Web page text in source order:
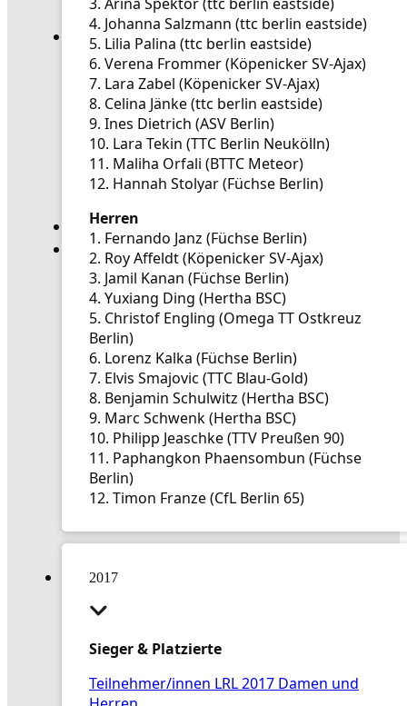
Spielbetrieb Downloads
Jugend
Jugend Übersicht
Aktuelles Jugend
Landestraining und Kader
Schulsport Tischtennis in Berlin
mini-Meisterschaften
Kinderschutz
Jugend Downloads
Senioren
Lehre
Lehre Übersicht
Aktuelles Lehre
Fortbildung
Trainerbörse
Lehre Downloads
Anmeldung zu Veranstaltungen
Aktuelles
Termine
Kontakt
4. Johanna Salzmann (ttc berlin eastside)
5. Lilia Palina (ttc berlin eastside)
6. Verena Frommer (Köpenicker SV-Ajax)
7. Lara Zabel (Köpenicker SV-Ajax)
8. Celina Jänke (ttc berlin eastside)
9. Ines Dietrich (ASV Berlin)
10. Lara Tekin (TTC Berlin Neukölln)
11. Maliha Orfali (BTTC Meteor)
12. Hannah Stolyar (Füchse Berlin)
Herren
1. Fernando Janz (Füchse Berlin)
2. Roy Affeldt (Köpenicker SV-Ajax)
3. Jamil Kanan (Füchse Berlin)
4. Yuxiang Ding (Hertha BSC)
5. Christof Engling (Omega TT Ostkreuz
Berlin)
6. Lorenz Kalka (Füchse Berlin)
7. Elvis Smajovic (TTC Blau-Gold)
8. Benjamin Schulwitz (Hertha BSC)
9. Marc Schwenk (Hertha BSC)
10. Philipp Jeaschke (TTV Preußen 90)
11. Paphangkon Phaensombun (Füchse
Berlin)
12. Timon Franze (CfL Berlin 65)
2017
Sieger & Platzierte
Teilnehmer/innen LRL 2017 Damen und